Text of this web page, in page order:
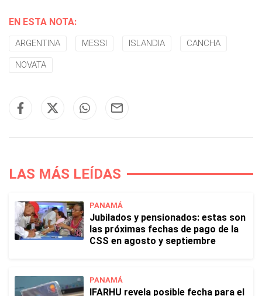
EN ESTA NOTA:
ARGENTINA MESSI ISLANDIA CANCHA
NOVATA
LAS MÁS LEÍDAS
PANAMÁ
Jubilados y pensionados: estas son
las próximas fechas de pago de la
CSS en agosto y septiembre
PANAMÁ
IFARHU revela posible fecha para el